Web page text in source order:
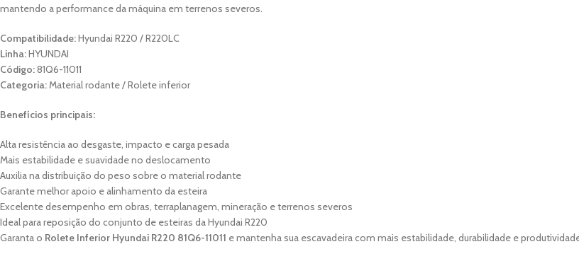
mantendo a performance da máquina em terrenos severos.
Compatibilidade:Hyundai R220 / R220LC
Linha:HYUNDAI
Código:81Q6-11011
Categoria: Material rodante / Rolete inferior
Benefícios principais:
Alta resistência ao desgaste, impacto e carga pesada
Mais estabilidade e suavidade no deslocamento
Auxilia na distribuição do peso sobre o material rodante
Garante melhor apoio e alinhamento da esteira
Excelente desempenho em obras, terraplanagem, mineração e terrenos severos
Ideal para reposição do conjunto de esteiras da Hyundai R220
Garanta o Rolete Inferior Hyundai R220 81Q6-11011 e mantenha sua escavadeira com mais estabilidade, durabilidade e